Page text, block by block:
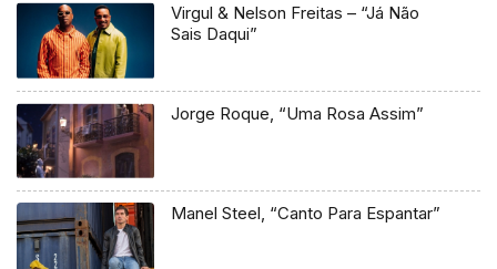
Virgul & Nelson Freitas – “Já Não
Sais Daqui”
Jorge Roque, “Uma Rosa Assim”
Manel Steel, “Canto Para Espantar”